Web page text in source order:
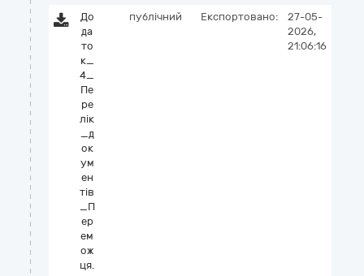
До
да
то
к_
4_
Пе
ре
лік
_д
ок
ум
ен
тів
_П
ер
ем
ож
ця.
публічний Експортовано:
27-05-
2026,
21:06:16